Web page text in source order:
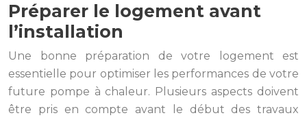
Préparer le logement avant
l’installation
Une bonne préparation de votre logement est
essentielle pour optimiser les performances de votre
future pompe à chaleur. Plusieurs aspects doivent
être pris en compte avant le début des travaux